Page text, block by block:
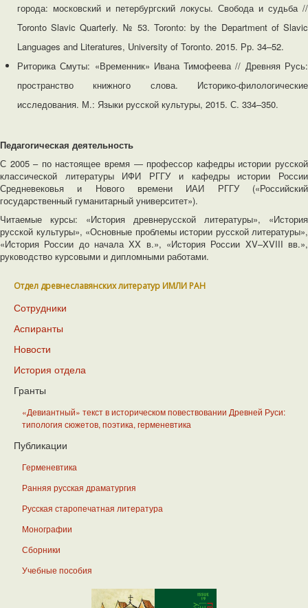
города: московский и петербургский локусы. Свобода и судьба //
Toronto Slavic Quarterly. № 53. Toronto: by the Department of Slavic
Languages and Literatures, University of Toronto. 2015. Рр. 34–52.
Риторика Смуты: «Временник» Ивана Тимофеева // Древняя Русь:
пространство книжного слова. Историко-филологические
исследования. М.: Языки русской культуры, 2015. С. 334–350.
Педагогическая деятельность
С 2005 – по настоящее время ― профессор кафедры истории русской
классической литературы ИФИ РГГУ и кафедры истории России
Средневековья и Нового времени ИАИ РГГУ («Российский
государственный гуманитарный университет»).
Читаемые курсы: «История древнерусской литературы», «История
русской культуры», «Основные проблемы истории русской литературы»,
«История России до начала XX в.», «История России XV–XVIII вв.»,
руководство курсовыми и дипломными работами.
Отдел древнеславянских литератур ИМЛИ РАН
Сотрудники
Аспиранты
Новости
История отдела
Гранты
«Девиантный» текст в историческом повествовании Древней Руси:
типология сюжетов, поэтика, герменевтика
Публикации
Герменевтика
Ранняя русская драматургия
Русская старопечатная литература
Монографии
Сборники
Учебные пособия